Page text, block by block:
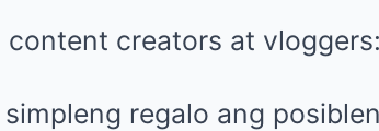
content creators at vloggers:
regalo ang